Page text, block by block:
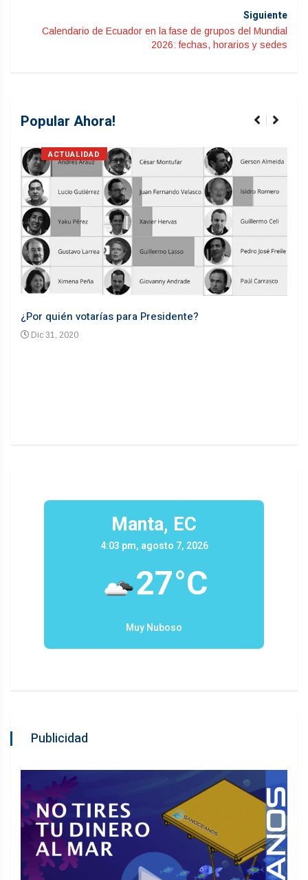
Siguiente
Calendario de Ecuador en la fase de grupos del Mundial
2026: fechas, horarios y sedes
Popular Ahora!
ACTUALIDAD
¿Por quién votarías para Presidente?
Dic 31, 2020
Manta, EC
4:03 pm, agosto 7, 2026
27°C
Muy Nuboso
Publicidad